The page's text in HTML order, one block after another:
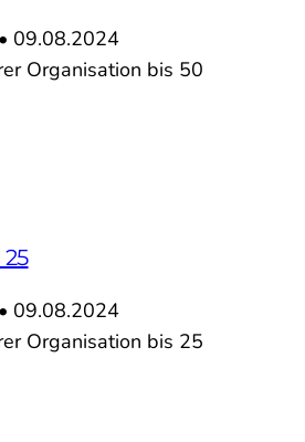
• 09.08.2024
Organisation bis 50
• 09.08.2024
Organisation bis 25